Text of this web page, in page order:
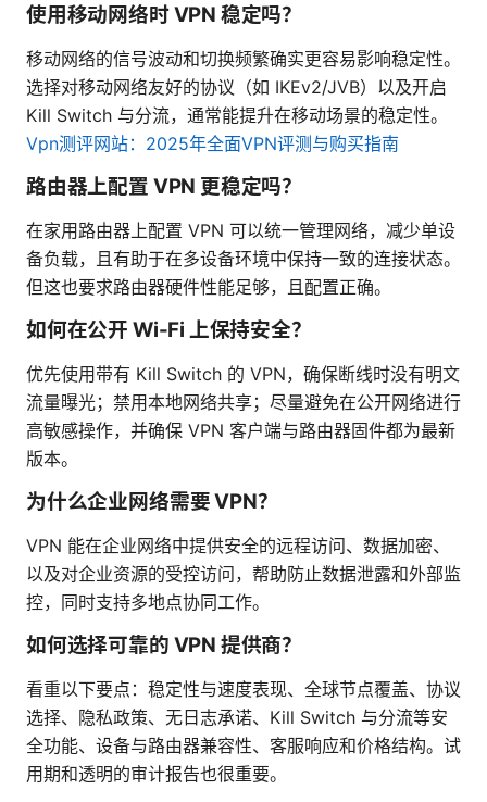
使用移动网络时 VPN 稳定吗？
移动网络的信号波动和切换频繁确实更容易影响稳定性。
选择对移动网络友好的协议（如 IKEv2/JVB）以及开启
Kill Switch 与分流，通常能提升在移动场景的稳定性。
Vpn测评网站：2025年全面VPN评测与购买指南
路由器上配置 VPN 更稳定吗？
在家用路由器上配置 VPN 可以统一管理网络，减少单设
备负载，且有助于在多设备环境中保持一致的连接状态。
但这也要求路由器硬件性能足够，且配置正确。
如何在公开 Wi-Fi 上保持安全？
优先使用带有 Kill Switch 的 VPN，确保断线时没有明文
流量曝光；禁用本地网络共享；尽量避免在公开网络进行
高敏感操作，并确保 VPN 客户端与路由器固件都为最新
版本。
为什么企业网络需要 VPN？
VPN 能在企业网络中提供安全的远程访问、数据加密、
以及对企业资源的受控访问，帮助防止数据泄露和外部监
控，同时支持多地点协同工作。
如何选择可靠的 VPN 提供商？
看重以下要点：稳定性与速度表现、全球节点覆盖、协议
选择、隐私政策、无日志承诺、Kill Switch 与分流等安
全功能、设备与路由器兼容性、客服响应和价格结构。试
用期和透明的审计报告也很重要。